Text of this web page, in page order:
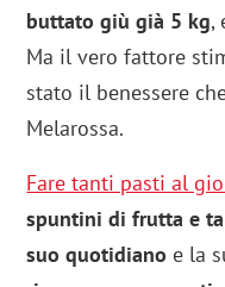
buttato giù già 5 kg,
Ma il vero fattore
stato il benessere
Melarossa.
Fare tanti pasti al
spuntini di frutta e
suo quotidiano e la